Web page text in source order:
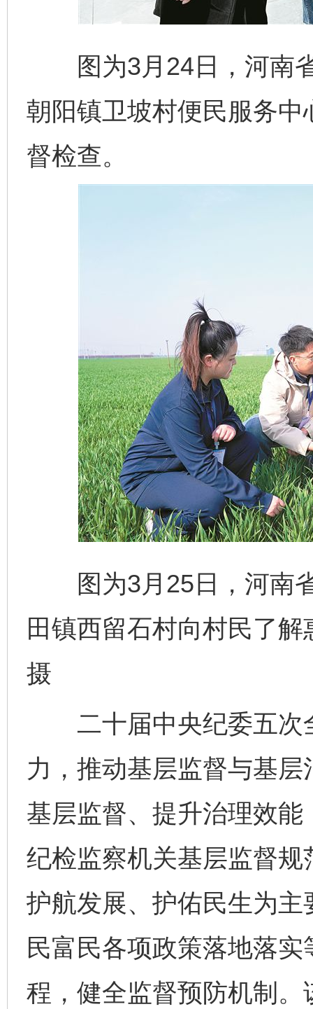
图为3月24日，河南省
朝阳镇卫坡村便民服务中
督检查。
图为3月25日，河南省
田镇西留石村向村民了
摄
二十届中央纪委五次
力，推动基层监督与基
基层监督、提升治理效
纪检监察机关基层监督
护航发展、护佑民生为
民富民各项政策落地落
程，健全监督预防机制